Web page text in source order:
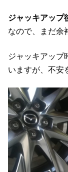
ジャッキアップ
なので、まだ余
ジャッキアップ
いますが、不安